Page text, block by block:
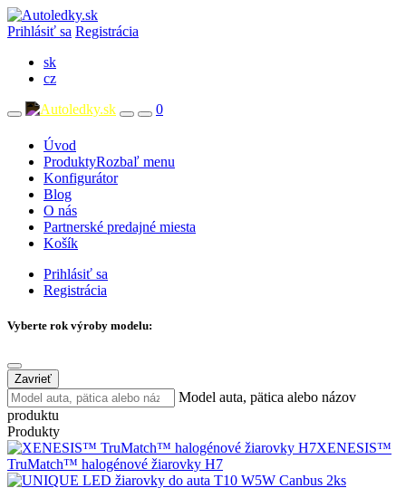
Prihlásiť sa Registrácia
sk
cz
0
Úvod
ProduktyRozbaľ menu
Konfigurátor
Blog
O nás
Partnerské predajné miesta
Košík
Prihlásiť sa
Registrácia
Vyberte rok výroby modelu:
Zavrieť
Model auta, pätica alebo názov
produktu
Produkty
XENESIS™
TruMatch™ halogénové žiarovky H7